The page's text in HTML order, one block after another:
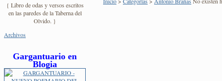
{ Libro de odas y versos escritos
en las paredes de la Taberna del
Olvido. }
Archivos
Gargantuario en
Blogia